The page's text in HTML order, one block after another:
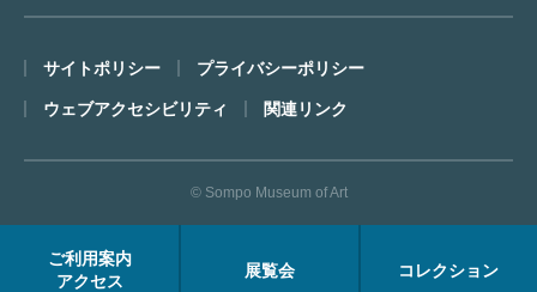
ご利用案内
アクセス
展覧会 コレクション
ごあいさつ
コンセプト
沿革
FACEアーカイブス
サイトポリシー プライバシーポリシー
ウェブアクセシビリティ 関連リンク
© Sompo Museum of Art